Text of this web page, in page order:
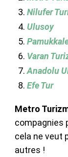
Nilufer
Ulusoy
Varan
Anadolu
Efe Tur
Metro
compagnies
cela ne veut
autres !